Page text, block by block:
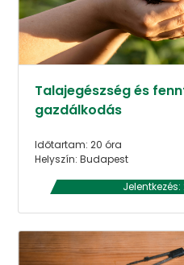
Talajegészség és
gazdálkodás
Időtartam: 20 óra
Helyszín: Budapest